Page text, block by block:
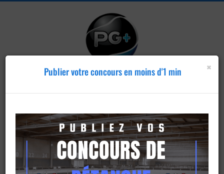
Publier un
concours
×
Publier votre concours en moins d'1 min